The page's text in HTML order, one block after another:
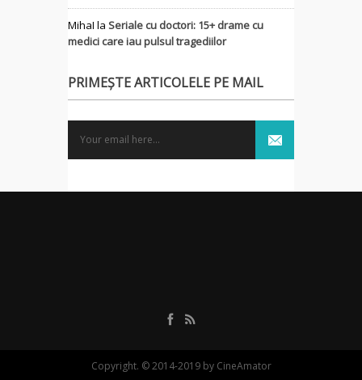
MihaI la Seriale cu doctori: 15+ drame cu
medici care iau pulsul tragediilor
PRIMEȘTE ARTICOLELE PE MAIL
Copyright. © 2014-2019 by CineAmator